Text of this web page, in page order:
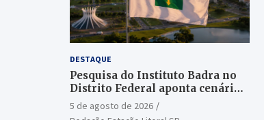
DESTAQUE
Pesquisa do Instituto Badra no
Distrito Federal aponta cenário
aberto para o Senado
5 de agosto de 2026